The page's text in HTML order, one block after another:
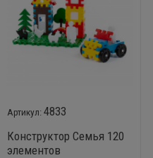
4833
Конструктор Семья 120
элементов